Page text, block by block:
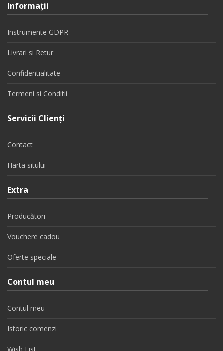
Informaţii
Instrumente GDPR
Livrari si Retur
Confidentialitate
Termeni si Conditii
Servicii Clienţi
Contact
Harta sitului
Extra
Producători
Vouchere cadou
Oferte speciale
Contul meu
Contul meu
Istoric comenzi
Wish List